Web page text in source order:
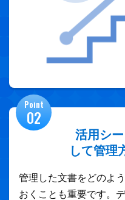
Point
02
活用シ
して管理
管理した文書をどのよ
おくことも重要です。